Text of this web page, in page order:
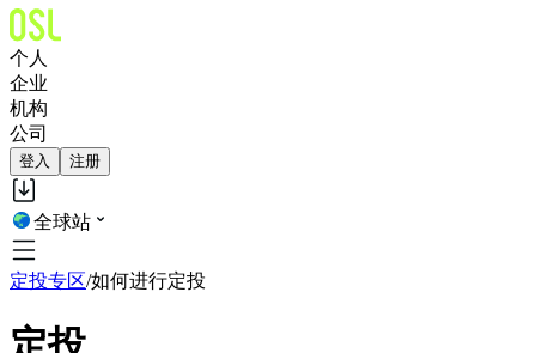
个人
企业
机构
公司
登入 注册
全球站
定投专区/如何进行定投